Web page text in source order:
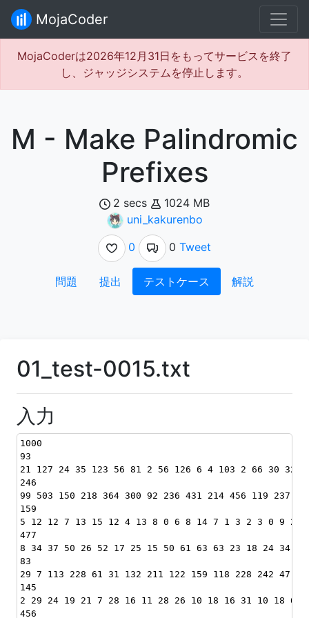
MojaCoder
MojaCoderは2026年12月31日をもってサービスを終了
し、ジャッジシステムを停止します。
M - Make Palindromic
Prefixes
2 secs
1024 MB
uni_kakurenbo
0
0 Tweet
問題 提出 テストケース 解説
01_test-0015.txt
入力
1000
93
21 127 24 35 123 56 81 2 56 126 6 4 103 2 66 30 32
246
99 503 150 218 364 300 92 236 431 214 456 119 237
159
5 12 12 7 13 15 12 4 13 8 0 6 8 14 7 1 3 2 3 0 9 2
477
8 34 37 50 26 52 17 25 15 50 61 63 63 23 18 24 34
83
29 7 113 228 61 31 132 211 122 159 118 228 242 47
145
2 29 24 19 21 7 28 16 11 28 26 10 18 16 31 10 18
456